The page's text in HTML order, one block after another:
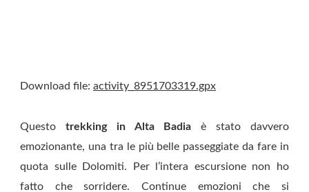
Download file: activity_8951703319.gpx
Questo trekking in Alta Badia è stato davvero
emozionante, una tra le più belle passeggiate da fare in
quota sulle Dolomiti. Per l’intera escursione non ho
fatto che sorridere. Continue emozioni che si